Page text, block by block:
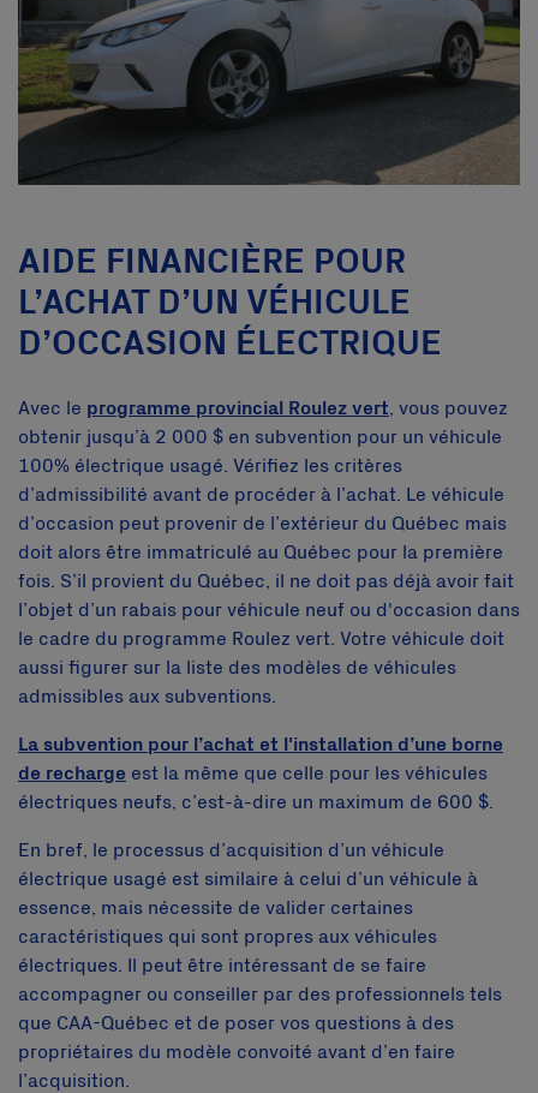
AIDE FINANCIÈRE POUR
L’ACHAT D’UN VÉHICULE
D’OCCASION ÉLECTRIQUE
Avec le programme provincial Roulez vert, vous pouvez
obtenir jusqu’à 2 000 $ en subvention pour un véhicule
100% électrique usagé. Vérifiez les critères
d’admissibilité avant de procéder à l’achat. Le véhicule
d’occasion peut provenir de l’extérieur du Québec mais
doit alors être immatriculé au Québec pour la première
fois. S’il provient du Québec, il ne doit pas déjà avoir fait
l’objet d’un rabais pour véhicule neuf ou d'occasion dans
le cadre du programme Roulez vert. Votre véhicule doit
aussi figurer sur la liste des modèles de véhicules
admissibles aux subventions.
La subvention pour l’achat et l'installation d’une borne
de recharge est la même que celle pour les véhicules
électriques neufs, c’est-à-dire un maximum de 600 $.
En bref, le processus d’acquisition d’un véhicule
électrique usagé est similaire à celui d’un véhicule à
essence, mais nécessite de valider certaines
caractéristiques qui sont propres aux véhicules
électriques. Il peut être intéressant de se faire
accompagner ou conseiller par des professionnels tels
que CAA-Québec et de poser vos questions à des
propriétaires du modèle convoité avant d’en faire
l’acquisition.